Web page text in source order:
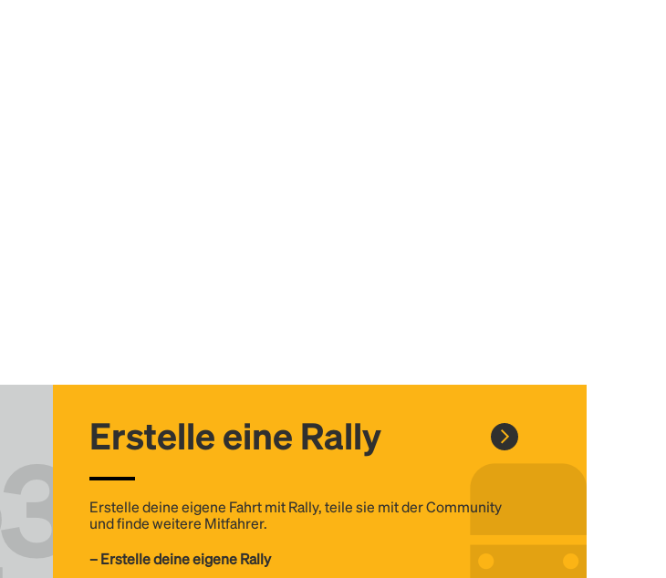
Erstelle eine Rally
Erstelle deine eigene Fahrt mit Rally, teile sie mit der Community
und finde weitere Mitfahrer.
– Erstelle deine eigene Rally